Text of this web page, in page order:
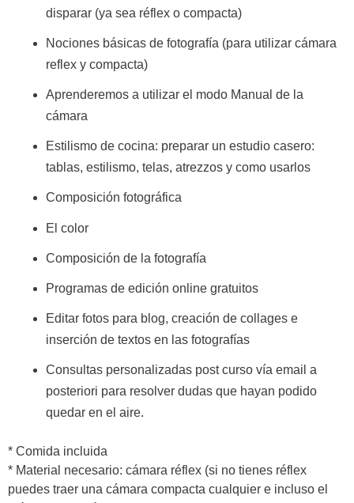
disparar (ya sea réflex o compacta)
Nociones básicas de fotografía (para utilizar cámara
reflex y compacta)
Aprenderemos a utilizar el modo Manual de la
cámara
Estilismo de cocina: preparar un estudio casero:
tablas, estilismo, telas, atrezzos y como usarlos
Composición fotográfica
El color
Composición de la fotografía
Programas de edición online gratuitos
Editar fotos para blog, creación de collages e
inserción de textos en las fotografías
Consultas personalizadas post curso vía email a
posteriori para resolver dudas que hayan podido
quedar en el aire.
* Comida incluida
* Material necesario: cámara réflex (si no tienes réflex
puedes traer una cámara compacta cualquier e incluso el